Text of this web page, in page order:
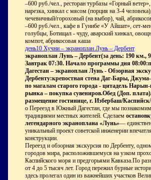
–600 руб./чел., ресторан турбазы «Горный
нарезка, хинкал с мясом (порция на 3-4
чечевичный/гороховый (на выбор), чай,
–600 руб./чел., кафе в Гунибе «У Айшат», сет-
голубцы, Ботищал - чуду, аварский хинкал,
компот, абрикосовая каша
день10 Хучни – экраноплан Лунь – Дербент
экраноплан Лунь – Дербент(за день: 190 км.,
Завтрак 07:30. Начало программы дня
Дагестан – экраноплан Лунь - Обзорная
Дербенту:крепостная стена Даг-Бары,
по магалам старого города - цитадель
рынка – покупка сувениров.Обед (Доп.
размещение гостинице, г. Избербаш/
o Переезд в Южный Дагестан, где мы
традициями местных жителей. Сделаем
легендарного экраноплана «Лунь»—
уникальный проект советской инженерии
конструкции.
Переезд и обзорная экскурсия по Дербенту,
городов мира, расположившемуся на узком
Каспийского моря и предгорьями Кавказа.По
от 4 до 5 тысяч лет. Город пережил бурные
здесь пролегал один из важнейших участков